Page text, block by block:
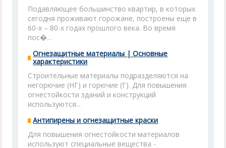
Подавляющее большинство квартир, в которых
сегодня проживают горожане, построены еще в
60-х – 80-х годах прошлого века. Во время
пос�...
Огнезащитные материалы | Основные
характеристики
Строительные материалы подразделяются на
негорючие (НГ) и горючие (Г). Для повышения
огнестойкости зданий и конструкций
используются...
Антипирены и огнезащитные краски
Для повышения огнестойкости материалов
используют специальные вещества -